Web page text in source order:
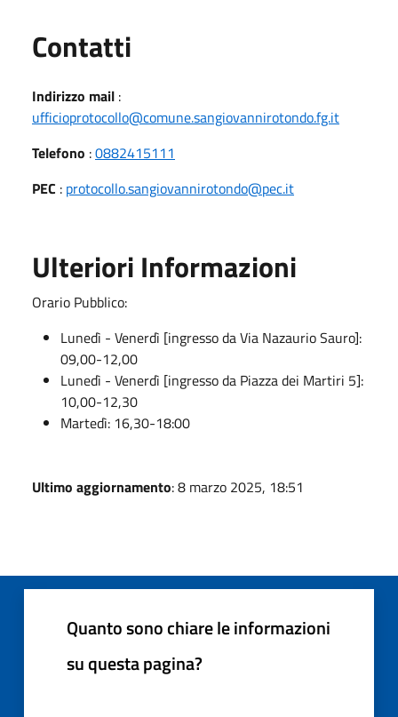
Contatti
Indirizzo mail :
ufficioprotocollo@comune.sangiovannirotondo.fg.it
Telefono :0882415111
PEC : protocollo.sangiovannirotondo@pec.it
Ulteriori Informazioni
Orario Pubblico:
Lunedì - Venerdì [ingresso da Via Nazaurio Sauro]:
09,00-12,00
Lunedì - Venerdì [ingresso da Piazza dei Martiri 5]:
10,00-12,30
Martedì: 16,30-18:00
Ultimo aggiornamento: 8 marzo 2025, 18:51
Quanto sono chiare le informazioni
su questa pagina?